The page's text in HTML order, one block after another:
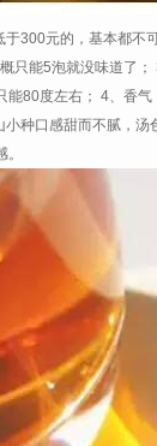
300元的，基本都不
只能5泡就没味道了
80度左右； 4、香
种口感甜而不腻，
。